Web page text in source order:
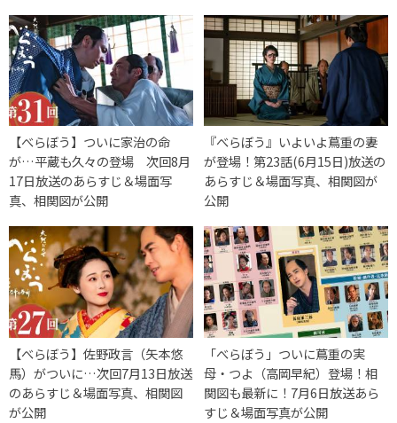
【べらぼう】ついに家治の命
が…平蔵も久々の登場 次回8月
17日放送のあらすじ＆場面写
真、相関図が公開
『べらぼう』いよいよ蔦重の妻
が登場！第23話(6月15日)放送の
あらすじ＆場面写真、相関図が
公開
【べらぼう】佐野政言（矢本悠
馬）がついに…次回7月13日放送
のあらすじ＆場面写真、相関図
が公開
「べらぼう」ついに蔦重の実
母・つよ（高岡早紀）登場！相
関図も最新に！7月6日放送あら
すじ＆場面写真が公開